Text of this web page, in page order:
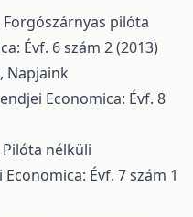
Forgószárnyas pilóta
Évf. 6 szám 2 (2013)
Napjaink
Economica: Évf. 8
Pilóta nélküli
Economica: Évf. 7 szám 1